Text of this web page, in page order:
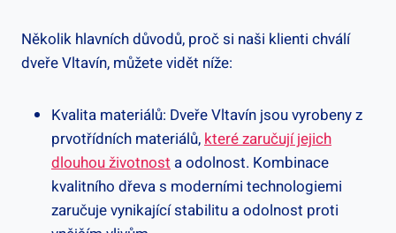
Několik hlavních důvodů, proč si naši klienti chválí
dveře Vltavín, můžete vidět níže:
Kvalita materiálů: Dveře Vltavín jsou vyrobeny z
prvotřídních materiálů,které zaručují jejich
dlouhou životnost a odolnost. Kombinace
kvalitního dřeva s moderními technologiemi
zaručuje vynikající stabilitu a odolnost proti